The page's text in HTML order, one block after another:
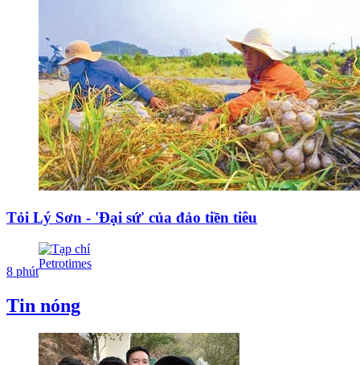
Tỏi Lý Sơn - 'Đại sứ' của đảo tiền tiêu
8 phút
Tin nóng